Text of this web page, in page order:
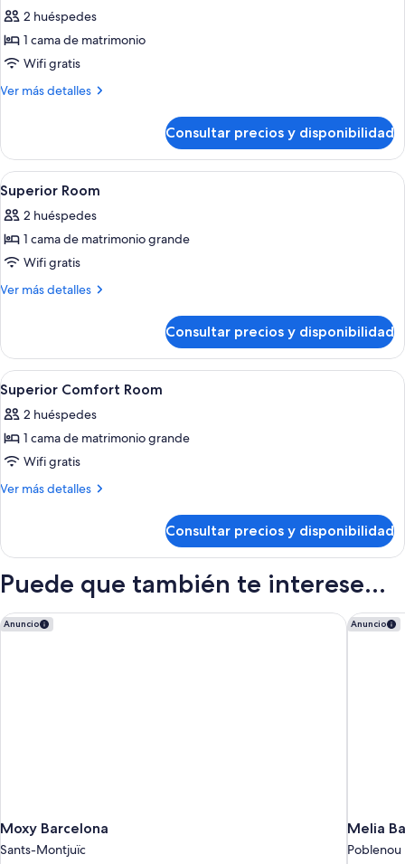
Habitación
Deluxe,
terraza,
a
2 huéspedes
1 cama de matrimonio
Wifi gratis
Ver más detalles
Más
Deluxe,
terraza,
vistas
la
ciudad
Consultar precios y disponibilidad
Abrir
todas
las
fotos
de
Superior
Habitación de hotel moderna con
2
Superior Room
2 huéspedes
1 cama de matrimonio grande
Wifi gratis
Ver más detalles
Más
Room
Consultar precios y disponibilidad
Abrir
todas
las
fotos
de
Superior
Una persona acostada en una
1
Superior Comfort Room
2 huéspedes
1 cama de matrimonio grande
Wifi gratis
Ver más detalles
Más
Comfort
Consultar precios y disponibilidad
Puede que también te interese...
Anuncio
Moxy Barcelona
Sants-Montjuïc
Moxy Barcelona Anuncio
Melia
Poblenou
Melia